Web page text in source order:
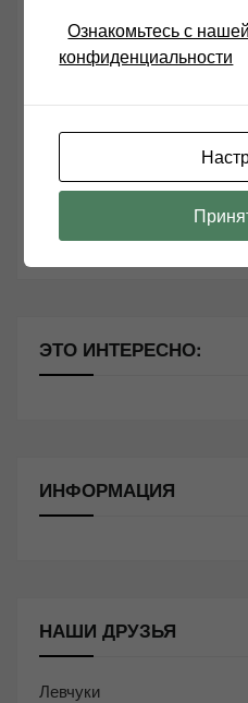
10 способов оптимизации
Почему виниловые
ЭТО ИНТЕРЕСНО:
ИНФОРМАЦИЯ
НАШИ ДРУЗЬЯ
Левчуки
Ознакомьтесь с
конфиденциальности